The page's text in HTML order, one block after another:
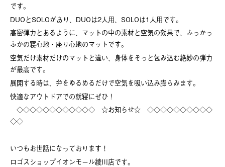
です。
DUOとSOLOがあり、DUOは2人用、SOLOは1人用です。
高密弾力とあるように、マットの中の素材と空気の効果で、ふっかっ
ふかの寝心地・座り心地のマットです。
空気だけ素材だけのマットと違い、身体をそっと包み込む絶妙の弾力
が最高です。
展開する時は、弁をゆるめるだけで空気を吸い込み膨らみます。
快適なアウトドアでの就寝にぜひ！
◇◇◇◇◇◇◇◇◇◇◇◇ ☆お知らせ☆ ◇◇◇◇◇◇◇◇◇◇
◇◇
いつもお世話になっております！
ロゴスショップイオンモール綾川店です。